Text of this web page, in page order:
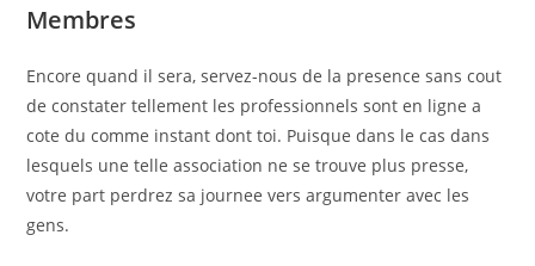
Membres
Encore quand il sera, servez-nous de la presence sans cout
de constater tellement les professionnels sont en ligne a
cote du comme instant dont toi. Puisque dans le cas dans
lesquels une telle association ne se trouve plus presse,
votre part perdrez sa journee vers argumenter avec les
gens.